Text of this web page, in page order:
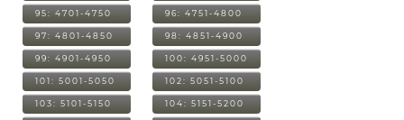
95: 4701-4750 96: 4751-4800
97: 4801-4850 98: 4851-4900
99: 4901-4950 100: 4951-5000
101: 5001-5050 102: 5051-5100
103: 5101-5150 104: 5151-5200